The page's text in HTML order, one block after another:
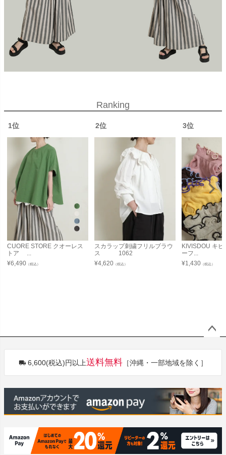
Ranking
1位
CUORE STORE クオーレス
トア ...
¥6,490 （税込）
2位
スカラップ刺繍フリルブラウ
ス 1062
¥4,620 （税込）
3位
KIVISDOU キ
ーフ...
¥1,430 （税込）
へ
6,600(税込)円以上送料無料 ［沖縄・一部地域を除く］